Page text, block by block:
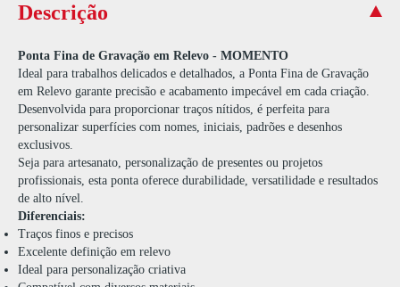
Descrição
Ponta Fina de Gravação em Relevo - MOMENTO
Ideal para trabalhos delicados e detalhados, a Ponta Fina de Gravação
em Relevo garante precisão e acabamento impecável em cada criação.
Desenvolvida para proporcionar traços nítidos, é perfeita para
personalizar superfícies com nomes, iniciais, padrões e desenhos
exclusivos.
Seja para artesanato, personalização de presentes ou projetos
profissionais, esta ponta oferece durabilidade, versatilidade e resultados
de alto nível.
Diferenciais:
Traços finos e precisos
Excelente definição em relevo
Ideal para personalização criativa